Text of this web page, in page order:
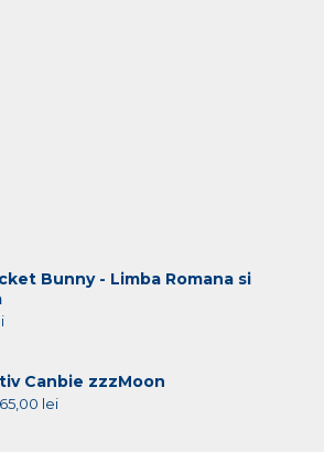
Bunny - Limba Romana si
Canbie zzzMoon
65,00 lei